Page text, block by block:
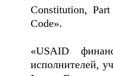
Constitution,
Code».
«USAID
исполнителей,